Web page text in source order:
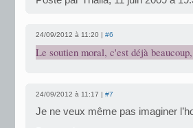
24/09/2012 à 11:20 | #6
Le soutien moral, c'est déjà
24/09/2012 à 11:17 | #7
Je ne veux même pas imaginer